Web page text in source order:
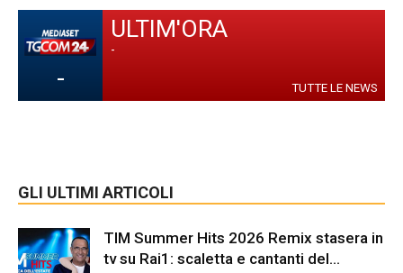
-
ULTIM'ORA
-
TUTTE LE NEWS
GLI ULTIMI ARTICOLI
TIM Summer Hits 2026 Remix stasera in
tv su Rai1: scaletta e cantanti del...